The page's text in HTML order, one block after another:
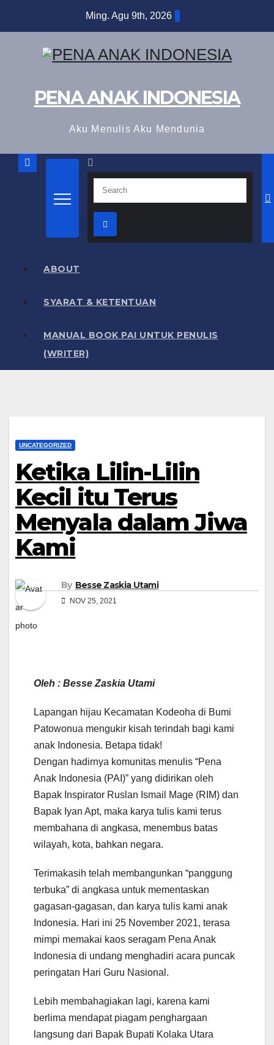
Ming. Agu 9th, 2026
PENA ANAK INDONESIA
Aku Menulis Aku Mendunia
ABOUT
SYARAT & KETENTUAN
MANUAL BOOK PAI UNTUK PENULIS
(WRITER)
UNCATEGORIZED
Ketika Lilin-Lilin
Kecil itu Terus
Menyala dalam Jiwa
Kami
By Besse Zaskia Utami
NOV 25, 2021
Oleh : Besse Zaskia Utami
Lapangan hijau Kecamatan Kodeoha di Bumi
Patowonua mengukir kisah terindah bagi kami
anak Indonesia. Betapa tidak!
Dengan hadirnya komunitas menulis “Pena
Anak Indonesia (PAI)” yang didirikan oleh
Bapak Inspirator Ruslan Ismail Mage (RIM) dan
Bapak Iyan Apt, maka karya tulis kami terus
membahana di angkasa, menembus batas
wilayah, kota, bahkan negara.
Terimakasih telah membangunkan “panggung
terbuka” di angkasa untuk mementaskan
gagasan-gagasan, dan karya tulis kami anak
Indonesia. Hari ini 25 November 2021, terasa
mimpi memakai kaos seragam Pena Anak
Indonesia di undang menghadiri acara puncak
peringatan Hari Guru Nasional.
Lebih membahagiakan lagi, karena kami
berlima mendapat piagam penghargaan
langsung dari Bapak Bupati Kolaka Utara